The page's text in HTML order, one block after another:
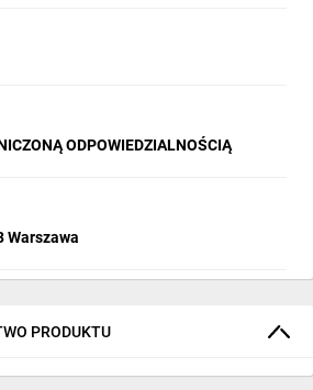
ODPOWIEDZIALNOŚCIĄ
Warszawa
PRODUKTU